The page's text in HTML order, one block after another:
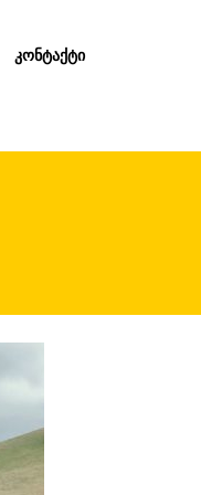
კონტაქტი